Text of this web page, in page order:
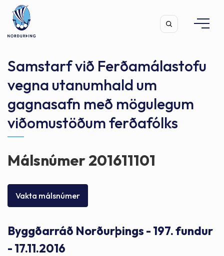
Leita
Samstarf við Ferðamálastofu
vegna utanumhald um
gagnasafn með mögulegum
viðomustöðum ferðafólks
Málsnúmer 201611101
Vakta málsnúmer
Byggðarráð Norðurþings - 197. fundur
- 17.11.2016